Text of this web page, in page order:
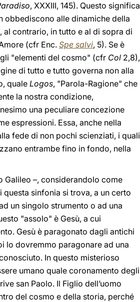
, XXXIII, 145). Questo significa
obbediscono alle dinamiche della
contrario, in tutto e al di sopra di
(cfr Enc. Spe salvi, 5). Se è
"elementi del cosmo" (cfr Col 2,8),
di tutto e tutto governa non alla
quale Logos, "Parola-Ragione" che
la nostra condizione,
una peculiare concezione
espressioni. Essa, anche nella
fede di non pochi scienziati, i quali
entrambe fino in fondo, nella
Galileo –, considerandolo come
questa sinfonia si trova, a un certo
un singolo strumento o ad una
"assolo" è Gesù, a cui
Gesù è paragonato dagli antichi
lo dovremmo paragonare ad una
In questo misterioso
umano quale coronamento degli
san Paolo. Il Figlio dell’uomo
del cosmo e della storia, perché